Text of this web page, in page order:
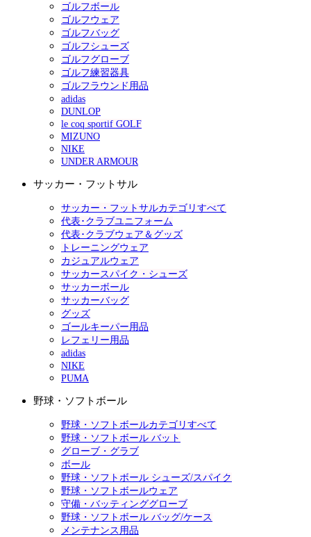
ゴルフボール
ゴルフウェア
ゴルフバッグ
ゴルフシューズ
ゴルフグローブ
ゴルフ練習器具
ゴルフラウンド用品
adidas
DUNLOP
le coq sportif GOLF
MIZUNO
NIKE
UNDER ARMOUR
サッカー・フットサル
サッカー・フットサルカテゴリすべて
代表･クラブユニフォーム
代表･クラブウェア＆グッズ
トレーニングウェア
カジュアルウェア
サッカースパイク・シューズ
サッカーボール
サッカーバッグ
グッズ
ゴールキーパー用品
レフェリー用品
adidas
NIKE
PUMA
野球・ソフトボール
野球・ソフトボールカテゴリすべて
野球・ソフトボール バット
グローブ・グラブ
ボール
野球・ソフトボール シューズ/スパイク
野球・ソフトボールウェア
守備・バッティンググローブ
野球・ソフトボール バッグ/ケース
メンテナンス用品